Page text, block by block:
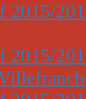
2015/
2015/